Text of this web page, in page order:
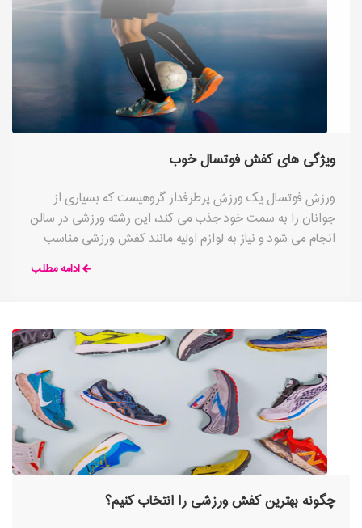
ویژگی های کفش فوتسال خوب
ورزش فوتسال یک ورزش پرطرفدار گروهیست که بسیاری از
جوانان را به سمت خود جذب می کند، این رشته ورزشی در سالن
انجام می شود و نیاز به لوازم اولیه مانند کفش ورزشی مناسب
دارد. کفش فوتسال تخصصی و مناسب مانند هر رشته ورزشی
ادامه مطلب
چگونه بهترین کفش ورزشی را انتخاب کنیم؟